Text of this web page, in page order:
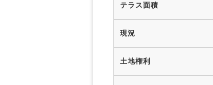
テラス面積
現況
土地権利